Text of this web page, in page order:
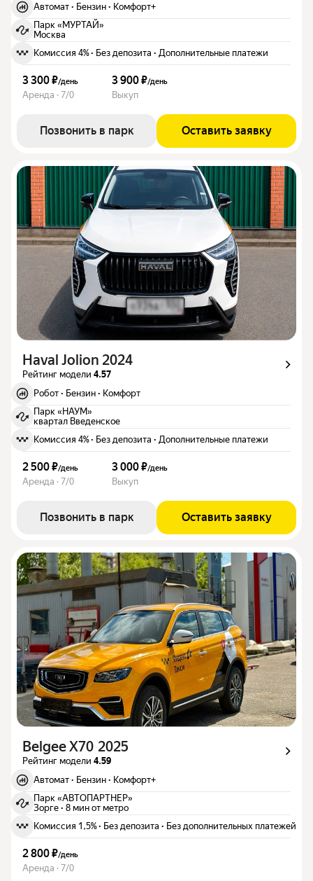
Автомат · Бензин · Комфорт+
Парк «МУРТАЙ»
Москва
Комиссия 4%· Без депозита · Дополнительные платежи
3 300 ₽/день
Аренда · 7/0
3 900 ₽/день
Выкуп
Позвонить в парк Оставить заявку
Haval Jolion 2024
Рейтинг модели 4.57
Робот · Бензин · Комфорт
Парк «НАУМ»
квартал Введенское
Комиссия 4%· Без депозита · Дополнительные платежи
2 500 ₽/день
Аренда · 7/0
3 000 ₽/день
Выкуп
Позвонить в парк Оставить заявку
Belgee X70 2025
Рейтинг модели 4.59
Автомат · Бензин · Комфорт+
Парк «АВТОПАРТНЕР»
Зорге · 8 мин от метро
Комиссия 1,5%· Без депозита · Без дополнительных платежей
2 800 ₽/день
Аренда · 7/0